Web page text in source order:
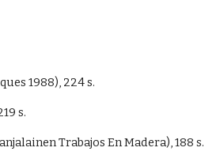
1988), 224 s.
s.
Trabajos En Madera), 188 s.